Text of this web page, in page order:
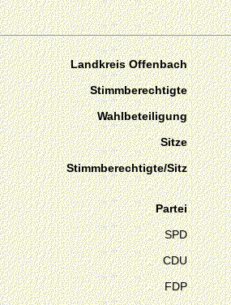
Landkreis Offenbach
Stimmberechtigte
Wahlbeteiligung
Sitze
Stimmberechtigte/Sitz
Partei
SPD
CDU
FDP